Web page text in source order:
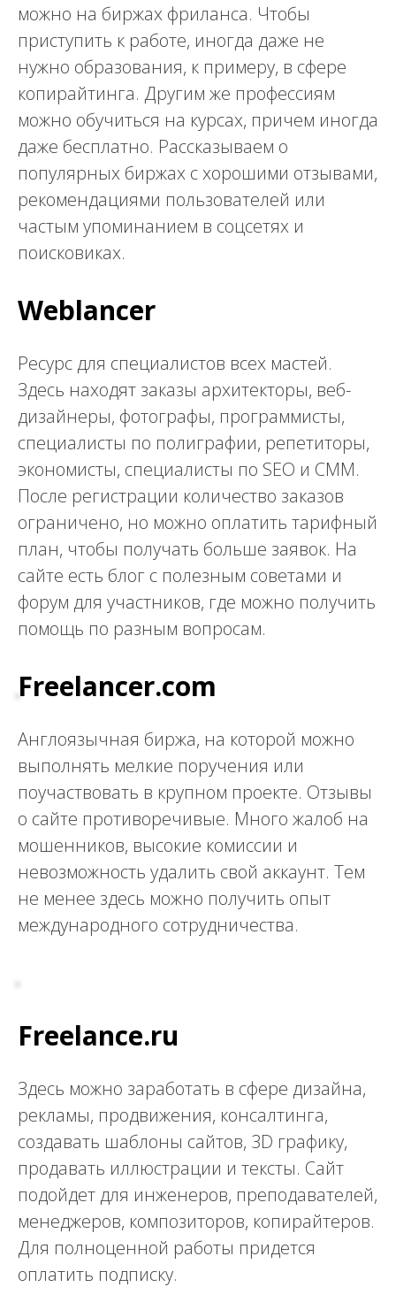
можно на биржах фриланса. Чтобы
приступить к работе, иногда даже не
нужно образования, к примеру, в сфере
копирайтинга. Другим же профессиям
можно обучиться на курсах, причем иногда
даже бесплатно. Рассказываем о
популярных биржах с хорошими отзывами,
рекомендациями пользователей или
частым упоминанием в соцсетях и
поисковиках.
Weblancer
Ресурс для специалистов всех мастей.
Здесь находят заказы архитекторы, веб-
дизайнеры, фотографы, программисты,
специалисты по полиграфии, репетиторы,
экономисты, специалисты по SEO и СММ.
После регистрации количество заказов
ограничено, но можно оплатить тарифный
план, чтобы получать больше заявок. На
сайте есть блог с полезным советами и
форум для участников, где можно получить
помощь по разным вопросам.
Freelancer.com
Англоязычная биржа, на которой можно
выполнять мелкие поручения или
поучаствовать в крупном проекте. Отзывы
о сайте противоречивые. Много жалоб на
мошенников, высокие комиссии и
невозможность удалить свой аккаунт. Тем
не менее здесь можно получить опыт
международного сотрудничества.
Freelance.ru
Здесь можно заработать в сфере дизайна,
рекламы, продвижения, консалтинга,
создавать шаблоны сайтов, 3D графику,
продавать иллюстрации и тексты. Сайт
подойдет для инженеров, преподавателей,
менеджеров, композиторов, копирайтеров.
Для полноценной работы придется
оплатить подписку.